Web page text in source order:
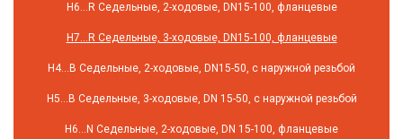
H6…R Седельные, 2-ходовые, DN15-100, фланцевые
H7…R Седельные, 3-ходовые, DN15-100, фланцевые
H4…B Седельные, 2-ходовые, DN15-50, с наружной резьбой
H5…B Седельные, 3-ходовые, DN 15-50, с наружной резьбой
H6…N Седельные, 2-ходовые, DN 15-100, фланцевые